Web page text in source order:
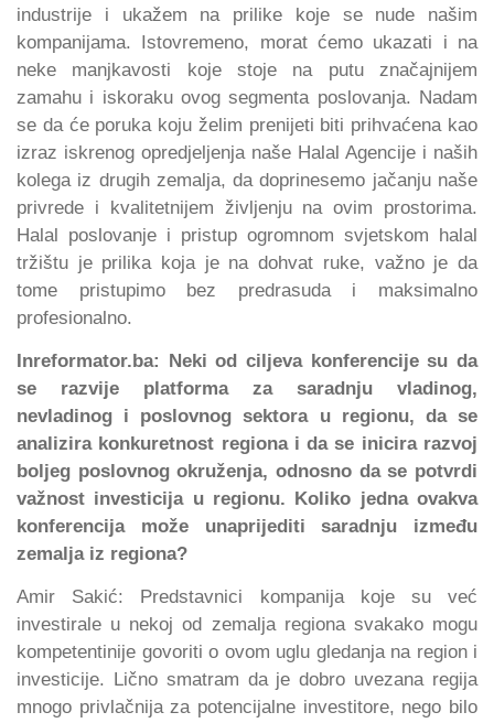
industrije i ukažem na prilike koje se nude našim
kompanijama. Istovremeno, morat ćemo ukazati i na
neke manjkavosti koje stoje na putu značajnijem
zamahu i iskoraku ovog segmenta poslovanja. Nadam
se da će poruka koju želim prenijeti biti prihvaćena kao
izraz iskrenog opredjeljenja naše Halal Agencije i naših
kolega iz drugih zemalja, da doprinesemo jačanju naše
privrede i kvalitetnijem življenju na ovim prostorima.
Halal poslovanje i pristup ogromnom svjetskom halal
tržištu je prilika koja je na dohvat ruke, važno je da
tome pristupimo bez predrasuda i maksimalno
profesionalno.
Inreformator.ba: Neki od ciljeva konferencije su da
se razvije platforma za saradnju vladinog,
nevladinog i poslovnog sektora u regionu, da se
analizira konkuretnost regiona i da se inicira razvoj
boljeg poslovnog okruženja, odnosno da se potvrdi
važnost investicija u regionu. Koliko jedna ovakva
konferencija može unaprijediti saradnju između
zemalja iz regiona?
Amir Sakić: Predstavnici kompanija koje su već
investirale u nekoj od zemalja regiona svakako mogu
kompetentinije govoriti o ovom uglu gledanja na region i
investicije. Lično smatram da je dobro uvezana regija
mnogo privlačnija za potencijalne investitore, nego bilo